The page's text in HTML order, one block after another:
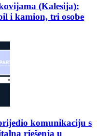
(Kalesija):
i kamion, tri osobe
komunikaciju s
rješenja u